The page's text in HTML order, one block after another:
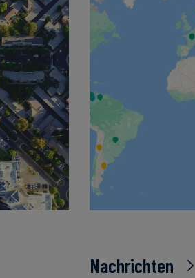
Nachrichten
English